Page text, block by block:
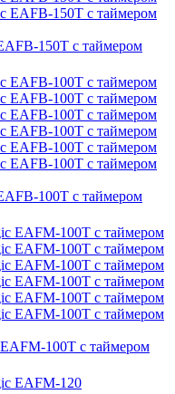
150T с таймером
100T с таймером
100T с таймером